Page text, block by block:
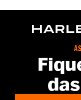
Installation
chrome-
WARRANTY:1 year
d.com/warrantyfor